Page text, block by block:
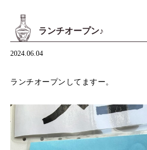
ランチオープン♪
2024.06.04
ランチオープンしてますー。